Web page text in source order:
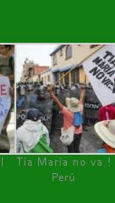
Tía María no va !
Perú